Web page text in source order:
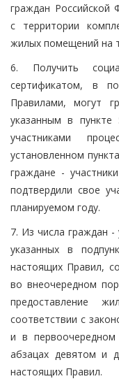
граждан Российской
с территории
жилых помещений на
6. Получить
сертификатом, в
Правилами, могут
указанным в
участниками
установленном
граждане -
подтвердили свое
планируемом году.
7. Из числа граждан -
указанных в
настоящих Правил,
во внеочередном
предоставление
соответствии с
и в
абзацах девятом и
настоящих Правил.